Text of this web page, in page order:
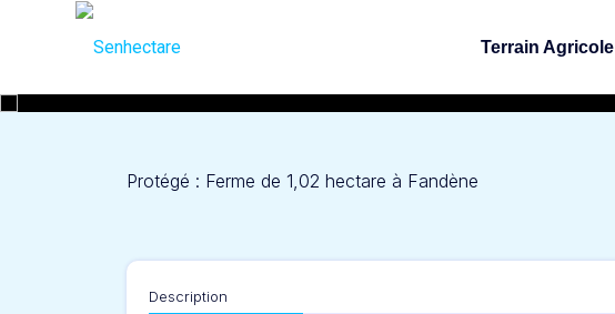
Terrain Agricole
Protégé : Ferme de 1,02 hectare à Fandène
Description